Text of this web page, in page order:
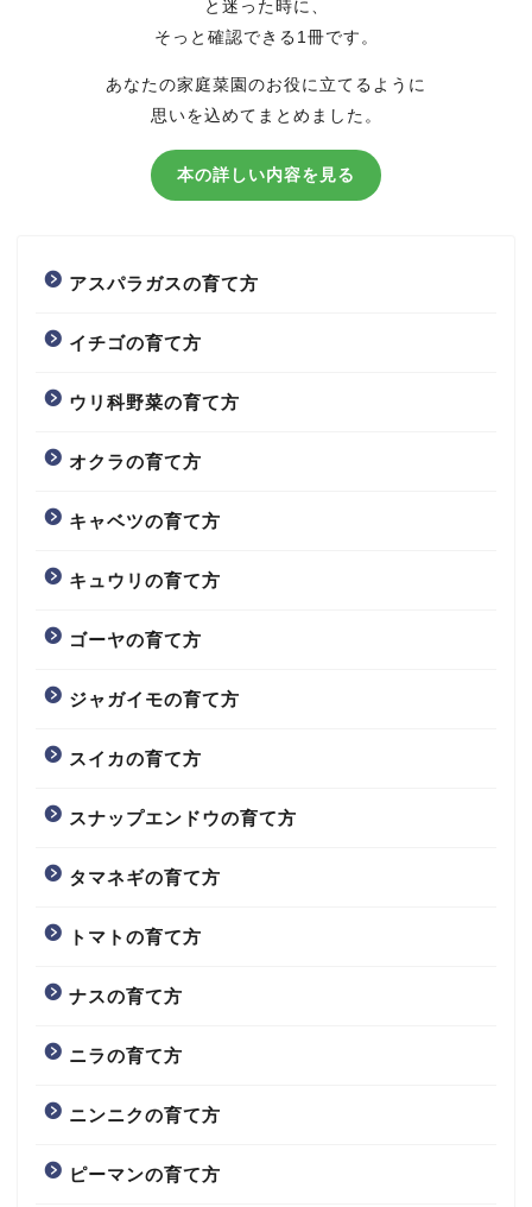
と迷った時に、
そっと確認できる1冊です。
あなたの家庭菜園のお役に立てるように
思いを込めてまとめました。
本の詳しい内容を見る
アスパラガスの育て方
イチゴの育て方
ウリ科野菜の育て方
オクラの育て方
キャベツの育て方
キュウリの育て方
ゴーヤの育て方
ジャガイモの育て方
スイカの育て方
スナップエンドウの育て方
タマネギの育て方
トマトの育て方
ナスの育て方
ニラの育て方
ニンニクの育て方
ピーマンの育て方